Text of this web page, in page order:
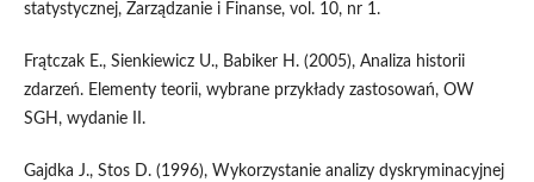
statystycznej, Zarządzanie i Finanse, vol. 10, nr 1.
Frątczak E., Sienkiewicz U., Babiker H. (2005), Analiza historii
zdarzeń. Elementy teorii, wybrane przykłady zastosowań, OW
SGH, wydanie II.
Gajdka J., Stos D. (1996), Wykorzystanie analizy dyskryminacyjnej